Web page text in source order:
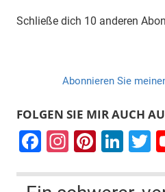
Schließe dich 10 anderen
Abonnieren Sie
FOLGEN SIE MIR AUCH
F
c
In
a
Pi
er
Li
k
T
tt